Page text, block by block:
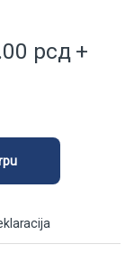
рсд+
50L (19503005)